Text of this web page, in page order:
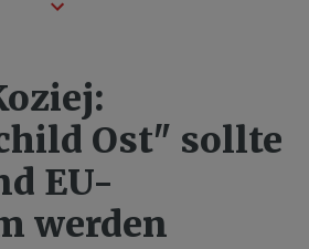
Ost" sollte
EU-
werden